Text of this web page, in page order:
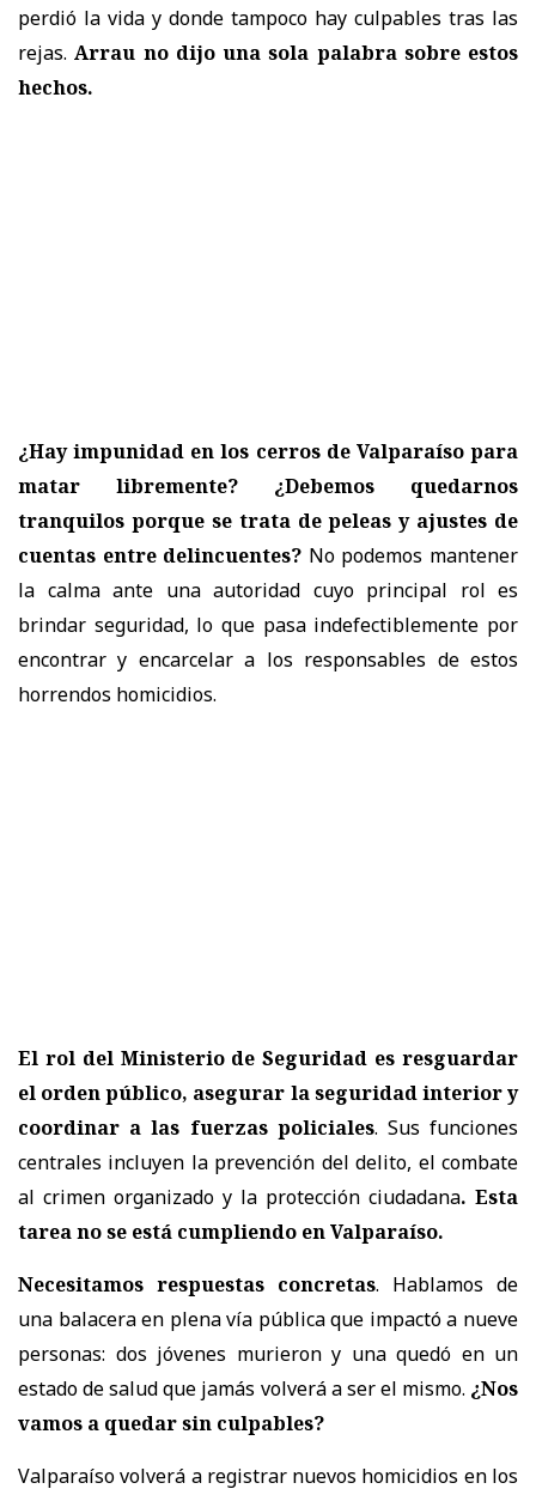
perdió la vida y donde tampoco hay culpables tras las
rejas.Arrau no dijo una sola palabra sobre estos
hechos.
¿Hay impunidad en los cerros de Valparaíso para
matar libremente?
¿Debemos quedarnos
tranquilos porque se trata de peleas y ajustes de
cuentas entre delincuentes? No podemos mantener
la calma ante una autoridad cuyo principal rol es
brindar seguridad, lo que pasa indefectiblemente por
encontrar y encarcelar a los responsables de estos
horrendos homicidios.
El rol del Ministerio de Seguridad es resguardar
el orden público, asegurar la seguridad interior y
coordinar a las fuerzas policiales. Sus funciones
centrales incluyen la prevención del delito, el combate
al crimen organizado y la protección ciudadana. Esta
tarea no se está cumpliendo en Valparaíso.
Necesitamos respuestas concretas. Hablamos de
una balacera en plena vía pública que impactó a nueve
personas: dos jóvenes murieron y una quedó en un
estado de salud que jamás volverá a ser el mismo. ¿Nos
vamos a quedar sin culpables?
Valparaíso volverá a registrar nuevos homicidios en los